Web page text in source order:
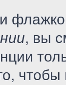
, вы
чтобы